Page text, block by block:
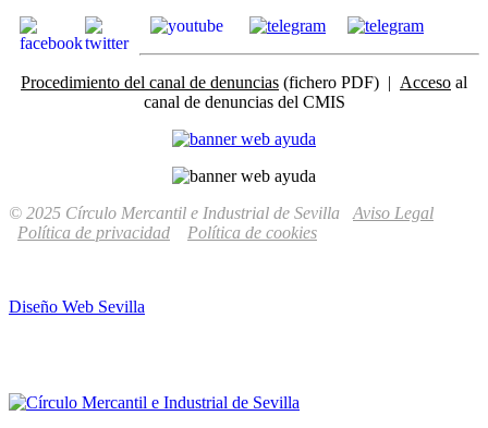
Procedimiento del canal de denuncias (fichero PDF) | Acceso al
canal de denuncias del CMIS
© 2025 Círculo Mercantil e Industrial de Sevilla Aviso Legal
Política de privacidad
Política de cookies
Diseño Web Sevilla